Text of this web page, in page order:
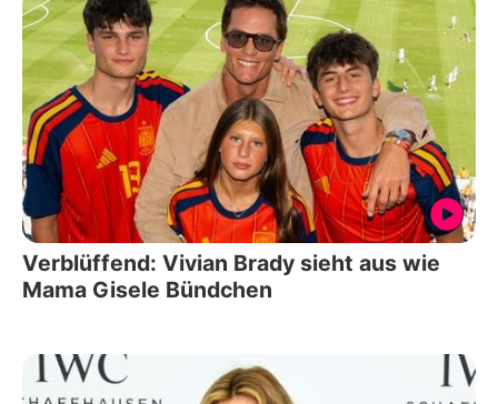
Verblüffend: Vivian Brady sieht aus wie
Mama Gisele Bündchen